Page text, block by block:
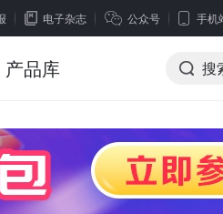
电子杂志 公众号 手机
产品库 搜